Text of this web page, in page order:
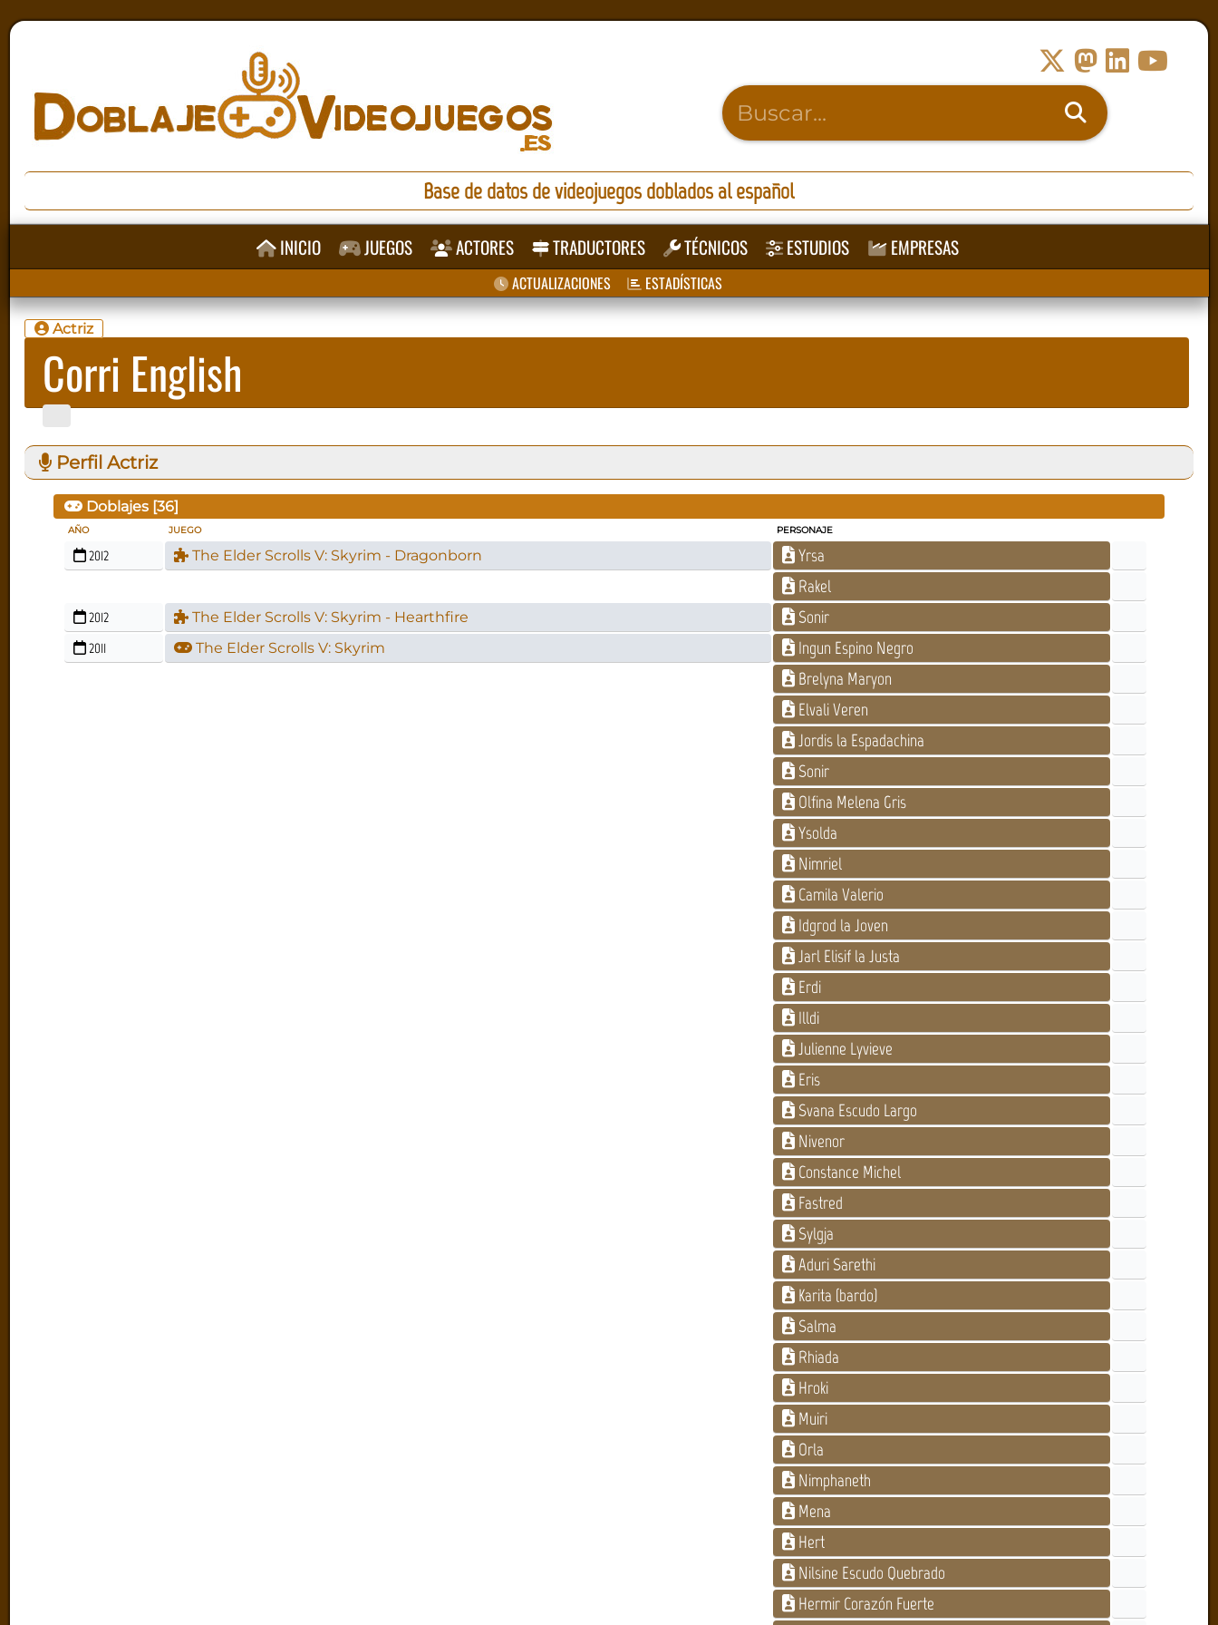
Base de datos de videojuegos doblados al español
INICIO JUEGOS ACTORES TRADUCTORES TÉCNICOS ESTUDIOS EMPRESAS
ACTUALIZACIONES ESTADÍSTICAS
Actriz
Corri English
Perfil Actriz
Doblajes [36]
AÑO JUEGO PERSONAJE
2012 The Elder Scrolls V: Skyrim - Dragonborn
Yrsa
Rakel
2012 The Elder Scrolls V: Skyrim - Hearthfire Sonir
2011 The Elder Scrolls V: Skyrim
Ingun Espino Negro
Brelyna Maryon
Elvali Veren
Jordis la Espadachina
Sonir
Olfina Melena Gris
Ysolda
Nimriel
Camila Valerio
Idgrod la Joven
Jarl Elisif la Justa
Erdi
Illdi
Julienne Lyvieve
Eris
Svana Escudo Largo
Nivenor
Constance Michel
Fastred
Sylgja
Aduri Sarethi
Karita (bardo)
Salma
Rhiada
Hroki
Muiri
Orla
Nimphaneth
Mena
Hert
Nilsine Escudo Quebrado
Hermir Corazón Fuerte